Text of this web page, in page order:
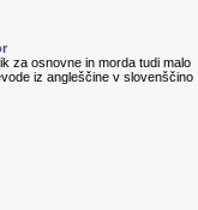
za osnovne in morda tudi malo
iz angleščine v slovenščino